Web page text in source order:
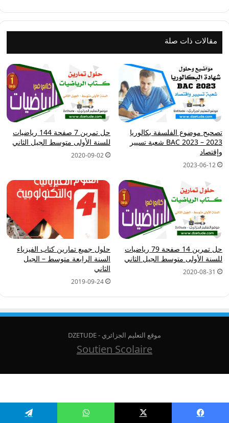
مقالات ذات صلة
تصحيح موضوع الفلسفة بكالوريا
2023 – BAC 2023 شعبة تسيير
وإقتصاد
2023-06-12
حل تمرين 7 صفحة 144 رياضيات
للسنة الأولى متوسط الجيل الثاني
2020-09-02
حل تمرين 14 صفحة 79 رياضيات
للسنة الأولى متوسط الجيل الثاني
2020-08-31
حلول جميع تمارين كتاب الفيزياء
السنة الرابعة متوسط – الجيل
الثاني
2019-09-24
موقع التعليم الجزائري - DZETUDE
Soutien Scolaire